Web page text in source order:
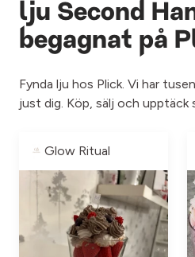
lju Second
begagnat på
Fynda lju hos Plick. Vi har
just dig. Köp, sälj och upptäck
Glow Ritual